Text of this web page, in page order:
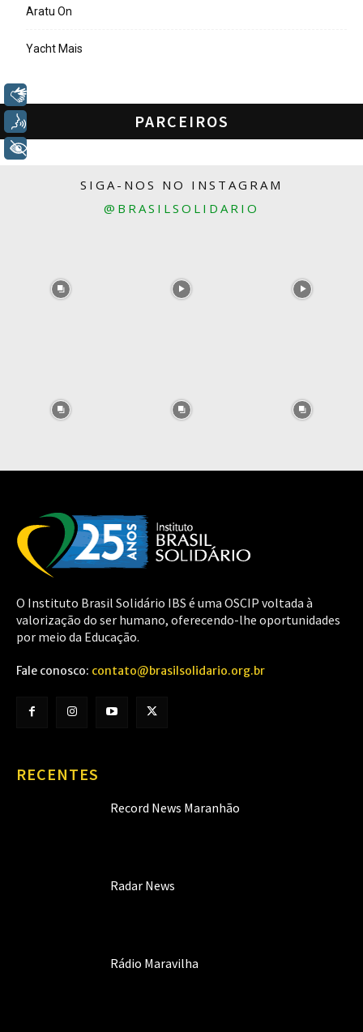
Aratu On
Yacht Mais
PARCEIROS
SIGA-NOS NO INSTAGRAM
@BRASILSOLIDARIO
O Instituto Brasil Solidário IBS é uma OSCIP voltada à
valorização do ser humano, oferecendo-lhe oportunidades
por meio da Educação.
Fale conosco: contato@brasilsolidario.org.br
RECENTES
Record News Maranhão
Radar News
Rádio Maravilha